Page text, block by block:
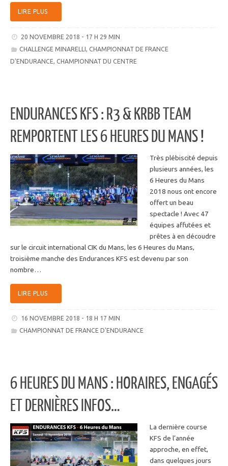
LIRE PLUS
20 NOVEMBRE 2018 - 17 H 29 MIN
CHALLENGE MINARELLI CHAMPIONNAT DE FRANCE
D'ENDURANCE CHAMPIONNAT DU CENTRE
ENDURANCES KFS : R3 & KRBB TEAM
REMPORTENT LES 6 HEURES DU MANS !
Très plébiscité depuis
plusieurs années, les
6 Heures du Mans
2018 nous ont encore
offert un beau
spectacle ! Avec 47
équipes affutées et
prêtes à en découdre
sur le circuit international CIK du Mans, les 6 Heures du Mans,
troisième manche des Endurances KFS est devenu par son
nombre…
LIRE PLUS
16 NOVEMBRE 2018 - 18 H 17 MIN
CHAMPIONNAT DE FRANCE D'ENDURANCE
6 HEURES DU MANS : HORAIRES, ENGAGÉS
ET DERNIÈRES INFOS…
La dernière course
KFS de l’année
approche, en effet,
dans quelques jours